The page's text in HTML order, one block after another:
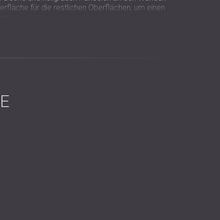
für die restlichen Oberflächen, um einen
harmonisch in das Innenraumkonzept ein, während
und Echo wurden eliminiert, Sprache und Musik
sah genauso gut aus, wie er klang.